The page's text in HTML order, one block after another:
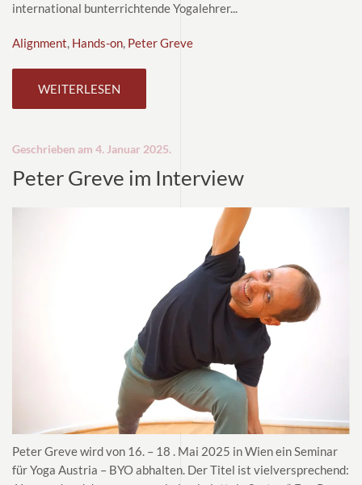
international bunterrichtende Yogalehrer...
Alignment, Hands-on, Peter Greve
WEITERLESEN
Geschrieben am 4. Januar 2025.
Peter Greve im Interview
Peter Greve wird von 16. – 18 . Mai 2025 in Wien ein Seminar
für Yoga Austria – BYO abhalten. Der Titel ist vielversprechend: